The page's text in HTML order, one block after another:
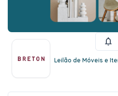
Leilão de Móveis e